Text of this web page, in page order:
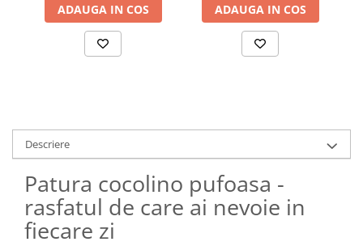
ADAUGA IN COS ADAUGA IN COS
Descriere
Patura cocolino pufoasa -
rasfatul de care ai nevoie in
fiecare zi